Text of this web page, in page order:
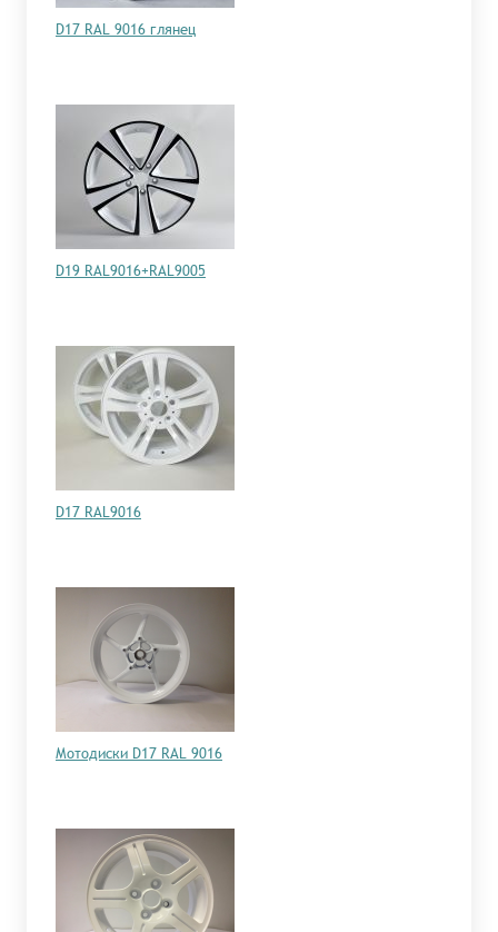
D17 RAL 9016 глянец
D19 RAL9016+RAL9005
D17 RAL9016
Мотодиски D17 RAL 9016